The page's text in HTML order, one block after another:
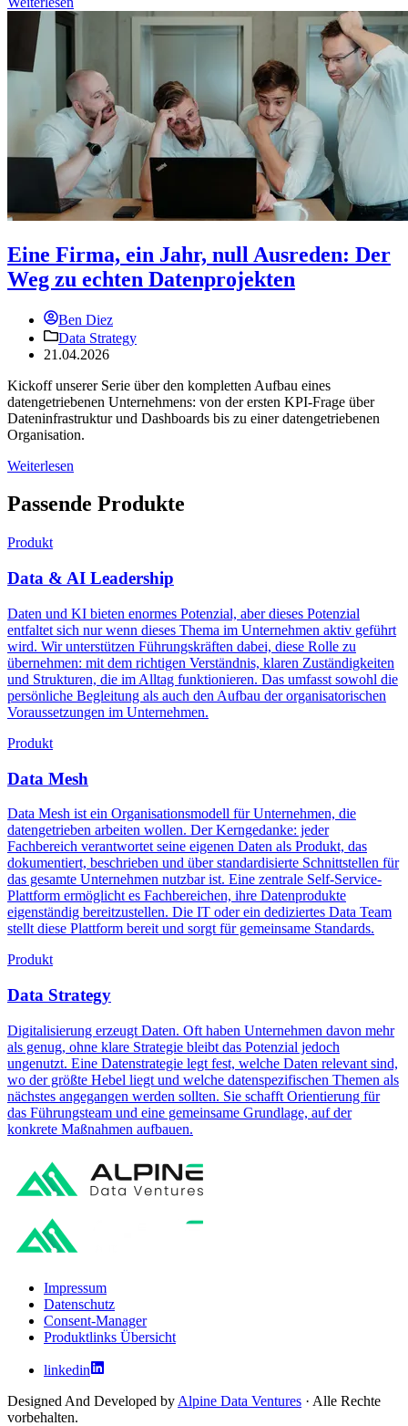
Eine Firma, ein Jahr, null Ausreden: Der
Weg zu echten Datenprojekten
Ben Diez
Data Strategy
21.04.2026
Kickoff unserer Serie über den kompletten Aufbau eines
datengetriebenen Unternehmens: von der ersten KPI-Frage über
Dateninfrastruktur und Dashboards bis zu einer datengetriebenen
Organisation.
Weiterlesen
Passende Produkte
Produkt
Data & AI Leadership
Daten und KI bieten enormes Potenzial, aber dieses Potenzial
entfaltet sich nur wenn dieses Thema im Unternehmen aktiv geführt
wird. Wir unterstützen Führungskräften dabei, diese Rolle zu
übernehmen: mit dem richtigen Verständnis, klaren Zuständigkeiten
und Strukturen, die im Alltag funktionieren. Das umfasst sowohl die
persönliche Begleitung als auch den Aufbau der organisatorischen
Voraussetzungen im Unternehmen.
Produkt
Data Mesh
Data Mesh ist ein Organisationsmodell für Unternehmen, die
datengetrieben arbeiten wollen. Der Kerngedanke: jeder
Fachbereich verantwortet seine eigenen Daten als Produkt, das
dokumentiert, beschrieben und über standardisierte Schnittstellen für
das gesamte Unternehmen nutzbar ist. Eine zentrale Self-Service-
Plattform ermöglicht es Fachbereichen, ihre Datenprodukte
eigenständig bereitzustellen. Die IT oder ein dediziertes Data Team
stellt diese Plattform bereit und sorgt für gemeinsame Standards.
Produkt
Data Strategy
Digitalisierung erzeugt Daten. Oft haben Unternehmen davon mehr
als genug, ohne klare Strategie bleibt das Potenzial jedoch
ungenutzt. Eine Datenstrategie legt fest, welche Daten relevant sind,
wo der größte Hebel liegt und welche datenspezifischen Themen als
nächstes angegangen werden sollten. Sie schafft Orientierung für
das Führungsteam und eine gemeinsame Grundlage, auf der
konkrete Maßnahmen aufbauen.
Impressum
Datenschutz
Consent-Manager
Produktlinks Übersicht
linkedin
Designed And Developed by Alpine Data Ventures · Alle Rechte
vorbehalten.